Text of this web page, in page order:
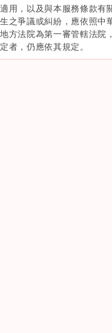
用，以及與本服務條款有
之爭議或糾紛，應依照中
方法院為第一審管轄法院
者，仍應依其規定。